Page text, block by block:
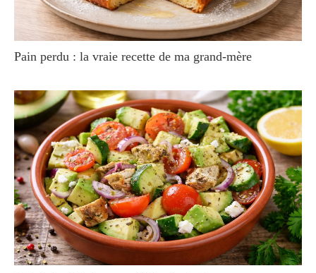
Pain perdu : la vraie recette de ma grand-mère